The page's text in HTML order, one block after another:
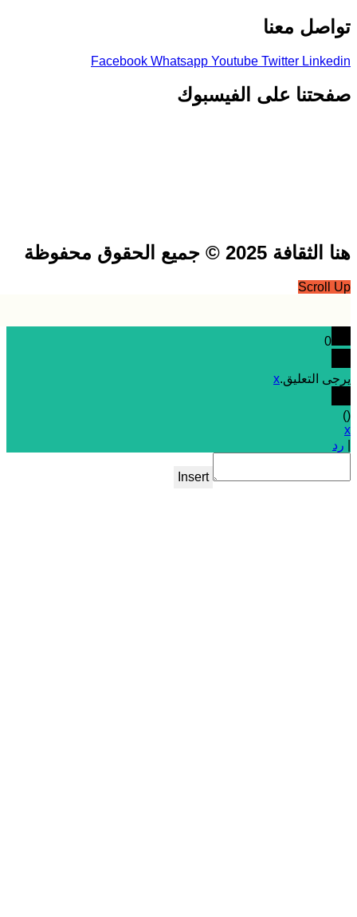
معنا
Facebook Whatsapp Youtube Twitter
على الفيسبوك
2025 © جميع الحقوق محفوظة
التعليق.x
Insert